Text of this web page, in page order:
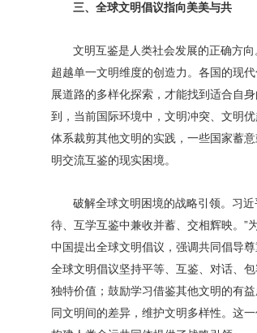
三、全球文明倡议指向美美与共
文明互鉴是人类社会发展的正确方
超越单一文明维度的创造力。各国的现
展道路的多样化探索，才能找到适合自
到，当前国际环境中，文明冲突、文明
体系裁剪其他文明的实践，一些国家蓄
明交流互鉴的现实困境。
破解全球文明困境的战略引领。习
待、互学互鉴中兼收并蓄、交相辉映。”
中国提出全球文明倡议，强调共同倡导
全球文明倡议坚持平等、互鉴、对话、
独特价值；鼓励学习借鉴其他文明的有
同文明间的差异，维护文明多样性。这